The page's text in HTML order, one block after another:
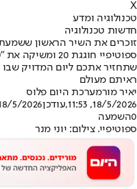
X
טכנולוגיה ומדע
חדשות טכנולוגיה
זוכרים את השיר הראשון
שתחזיר אתכם ליום המדויק
ראיתם מעולם
יאיר מורמערכת היום פלוס
18/5/2026, 11:53
,עודכן5/2026, 16:18
0השמעה
ספוטיפיי. צילום: יוני מנר